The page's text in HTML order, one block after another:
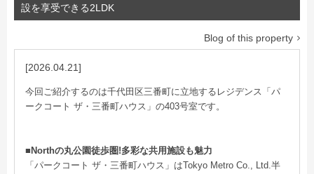
設を享受できる2LDK
Blog of this property
[2026.04.21]
今回ご紹介するのは千代田区三番町に立地するレジデンス「パ
ークコート ザ・三番町ハウス」の403号室です。
■Northの丸公園徒歩圏!多彩な共用施設も魅力
「パークコート ザ・三番町ハウス」はTokyo Metro Co., Ltd.半